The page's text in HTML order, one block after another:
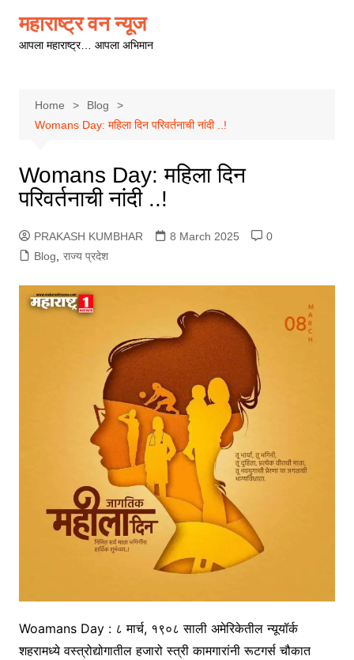
content
महाराष्ट्र वन न्यूज
आपला महाराष्ट्र… आपला अभिमान
Home
Blog
Womans Day: महिला दिन परिवर्तनाची नांदी ..!
Womans Day: महिला दिन
परिवर्तनाची नांदी ..!
PRAKASH KUMBHAR 8 March 2025
0
Blog
राज्य प्रदेश
Woamans Day : ८ मार्च, १९०८ साली अमेरिकेतील न्यूयॉर्क
शहरामध्ये वस्त्रोद्योगातील हजारो स्त्री कामगारांनी रूटगर्स चौकात